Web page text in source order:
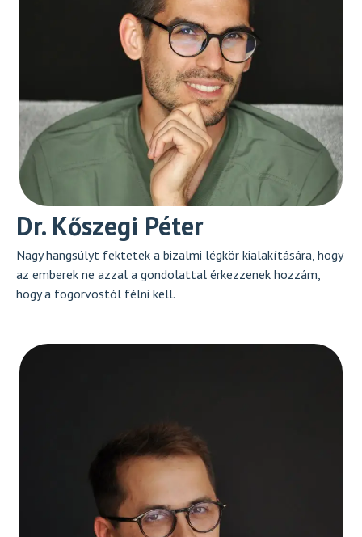
Dr. Kőszegi Péter
Nagy hangsúlyt fektetek a bizalmi légkör kialakítására, hogy
az emberek ne azzal a gondolattal érkezzenek hozzám,
hogy a fogorvostól félni kell.